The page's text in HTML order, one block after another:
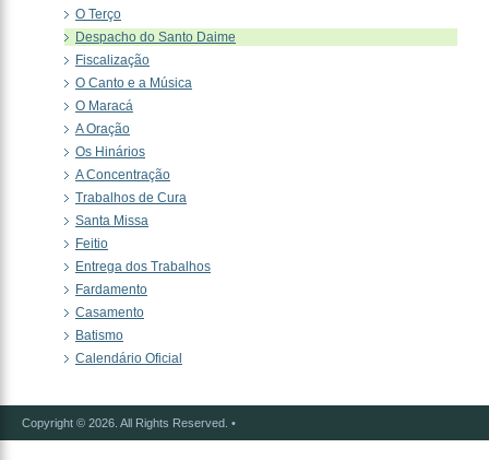
O Terço
Despacho do Santo Daime
Fiscalização
O Canto e a Música
O Maracá
A Oração
Os Hinários
A Concentração
Trabalhos de Cura
Santa Missa
Feitio
Entrega dos Trabalhos
Fardamento
Casamento
Batismo
Calendário Oficial
Copyright © 2026. All Rights Reserved. •